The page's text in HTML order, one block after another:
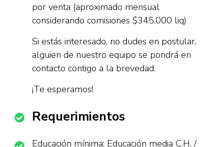
por venta (aproximado mensual
considerando comisiones $345.000 liq)
Si estás interesado, no dudes en postular,
alguien de nuestro equipo se pondrá en
contacto contigo a la brevedad.
¡Te esperamos!
Requerimientos
Educación mínima: Educación media C.H. /